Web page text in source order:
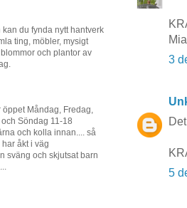
Mia
3
5
kan du fynda nytt hantverk
ting, möbler, mysigt
och plantor av
öppet Måndag, Fredag,
Söndag 11-18
och kolla innan.... så
åkt i väg
sväng och skjutsat barn